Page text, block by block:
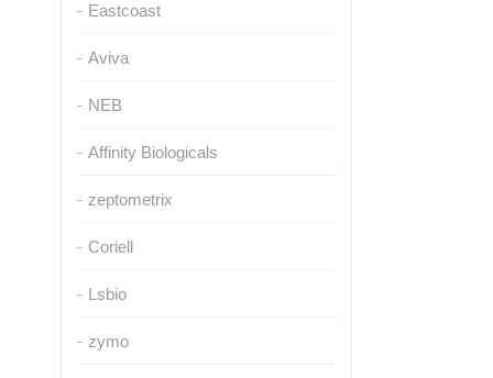
Eastcoast
Aviva
NEB
Affinity Biologicals
zeptometrix
Coriell
Lsbio
zymo